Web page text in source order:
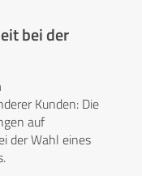
bei der
Kunden: Die
auf
der Wahl eines